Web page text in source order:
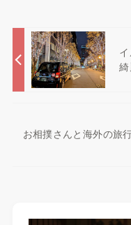
綺
お相撲さんと海外の旅